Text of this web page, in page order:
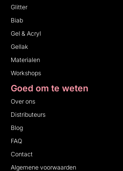
Glitter
Biab
Gel & Acryl
Gellak
Materialen
Workshops
Goed om te weten
Over ons
Distributeurs
Blog
FAQ
Contact
Algemene voorwaarden